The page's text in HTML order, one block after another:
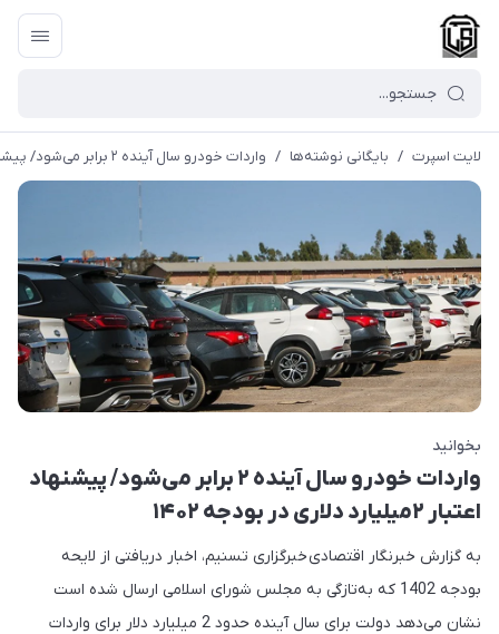
لایت اسپرت / بایگانی نوشته‌ها / واردات خودرو سال آینده ۲ برابر می‌شود/ پیشنهاد اعتبار ۲میلیارد دلاری در بودجه ۱۴۰۲
بخوانید
واردات خودرو سال آینده ۲ برابر می‌شود/ پیشنهاد
اعتبار ۲میلیارد دلاری در بودجه ۱۴۰۲
به گزارش خبرنگار اقتصادی خبرگزاری تسنیم، اخبار دریافتی از لایحه
بودجه 1402 که به‌تازگی به مجلس شورای اسلامی ارسال شده است
نشان می‌دهد دولت برای سال آینده حدود 2 میلیارد دلار برای واردات